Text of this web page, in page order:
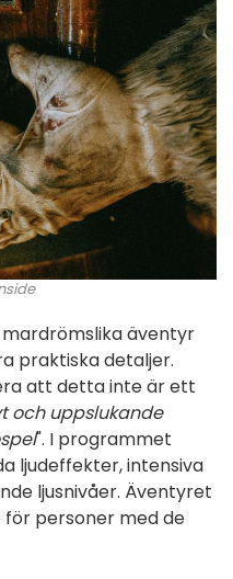
äventyr
praktiska detaljer.
att detta inte är ett
och uppslukande
". I programmet
ljudeffekter, intensiva
ljusnivåer. Äventyret
personer med de